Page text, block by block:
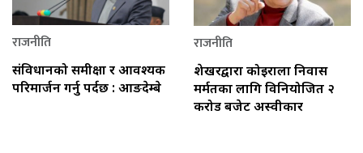
राजनीति
संविधानको समीक्षा र आवश्यक
परिमार्जन गर्नु पर्दछ : आङदेम्बे
राजनीति
शेखरद्वारा कोइराला निवास
मर्मतका लागि विनियोजित २
करोड बजेट अस्वीकार